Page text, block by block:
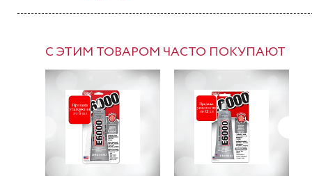
С ЭТИМ ТОВАРОМ ЧАСТО ПОКУПАЮТ